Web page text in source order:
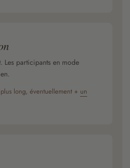
Les participants en mode
long, éventuellement + un